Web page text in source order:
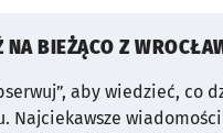
NA BIEŻĄCO Z
aby wiedzieć, co
Najciekawsze